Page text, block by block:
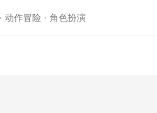
· 动作冒险 · 角色扮演